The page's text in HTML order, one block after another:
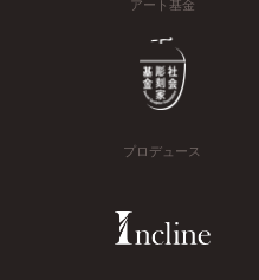
プロデュース